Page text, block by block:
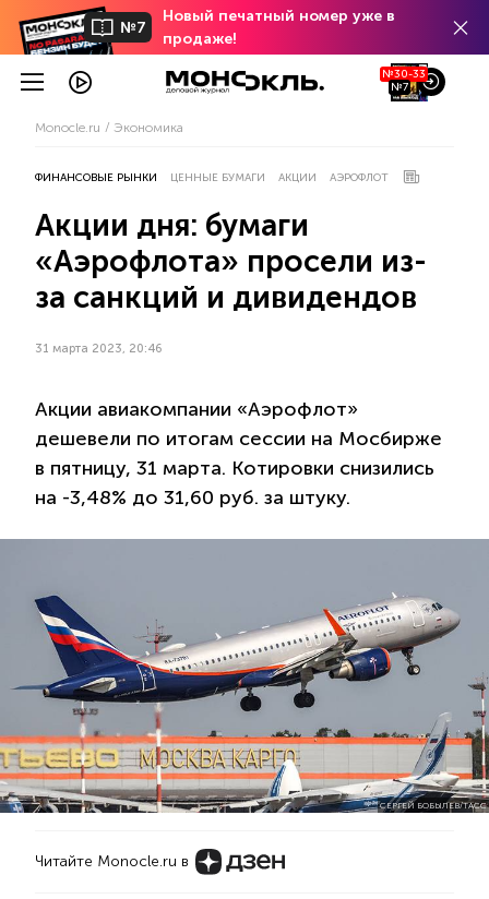
№7
Новый печатный номер уже в
продаже!
№30-33
№7
Monocle.ru Экономика
ФИНАНСОВЫЕ РЫНКИ ЦЕННЫЕ БУМАГИ АКЦИИ АЭРОФЛОТ
Акции дня: бумаги
«Аэрофлота» просели из-
за санкций и дивидендов
31 марта 2023, 20:46
Акции авиакомпании «Аэрофлот»
дешевели по итогам сессии на Мосбирже
в пятницу, 31 марта. Котировки снизились
на -3,48% до 31,60 руб. за штуку.
СЕРГЕЙ БОБЫЛЕВ/ТАСС
Читайте Monocle.ru в